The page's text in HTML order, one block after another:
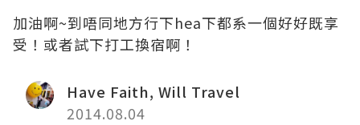
加油啊~到唔同地方行下hea下都系一個好好既享
受！或者試下打工換宿啊！
Have Faith, Will Travel
2014.08.04